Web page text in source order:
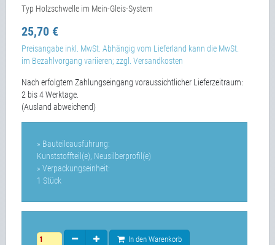
Typ Holzschwelle im Mein-Gleis-System
25,70 €
Preisangabe inkl. MwSt. Abhängig vom Lieferland kann die MwSt.
im Bezahlvorgang variieren; zzgl. Versandkosten
Nach erfolgtem Zahlungseingang voraussichtlicher Lieferzeitraum:
2 bis 4 Werktage.
(Ausland abweichend)
» Bauteileausführung:
Kunststoffteil(e), Neusilberprofil(e)
» Verpackungseinheit:
1 Stück
In den Warenkorb